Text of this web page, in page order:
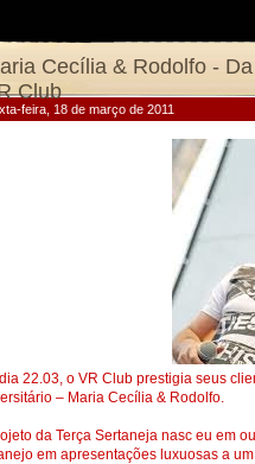
Cecília & Rodolfo -
Club
feira, 18 de março de 2011
22.03, o VR Club prestigia seus
– Maria Cecília & Rodolfo.
da Terça Sertaneja nasc eu em
em apresentações luxuosas a